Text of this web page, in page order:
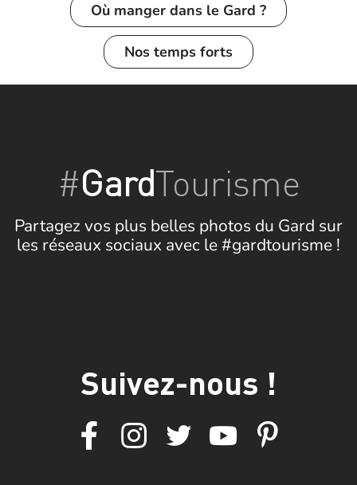
Où manger dans le Gard ?
Nos temps forts
#GardTourisme
Partagez vos plus belles photos du Gard sur
les réseaux sociaux avec le #gardtourisme !
Suivez-nous !